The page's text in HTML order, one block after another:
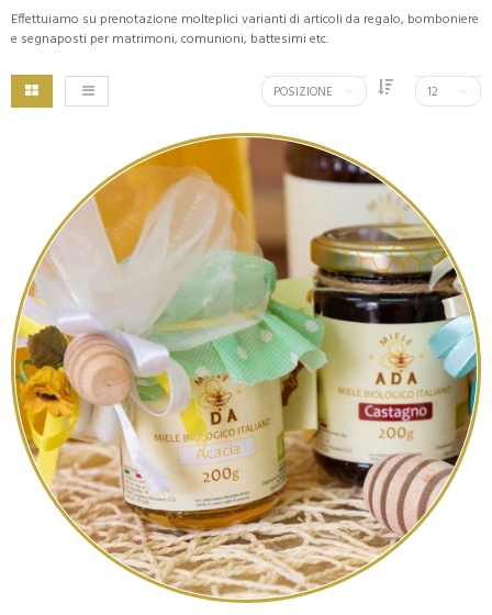
Effettuiamo su prenotazione molteplici varianti di articoli da regalo, bomboniere
e segnaposti per matrimoni, comunioni, battesimi etc.
12
POSIZIONE